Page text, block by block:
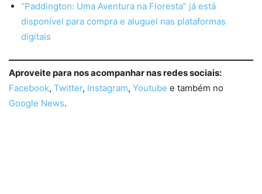
“Paddington: Uma Aventura na Floresta” já está
disponível para compra e aluguel nas plataformas
digitais
Aproveite para nos acompanhar nas redes sociais:
Facebook, Twitter, Instagram, Youtube e também no
Google News.